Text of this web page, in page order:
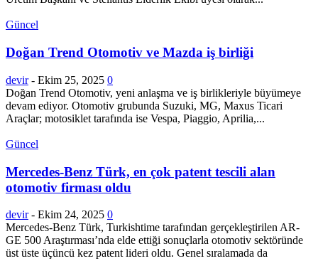
Güncel
Doğan Trend Otomotiv ve Mazda iş birliği
devir - Ekim 25, 2025 0
Doğan Trend Otomotiv, yeni anlaşma ve iş birlikleriyle büyümeye
devam ediyor. Otomotiv grubunda Suzuki, MG, Maxus Ticari
Araçlar; motosiklet tarafında ise Vespa, Piaggio, Aprilia,...
Güncel
Mercedes-Benz Türk, en çok patent tescili alan
otomotiv firması oldu
devir - Ekim 24, 2025 0
Mercedes-Benz Türk, Turkishtime tarafından gerçekleştirilen AR-
GE 500 Araştırması’nda elde ettiği sonuçlarla otomotiv sektöründe
üst üste üçüncü kez patent lideri oldu. Genel sıralamada da